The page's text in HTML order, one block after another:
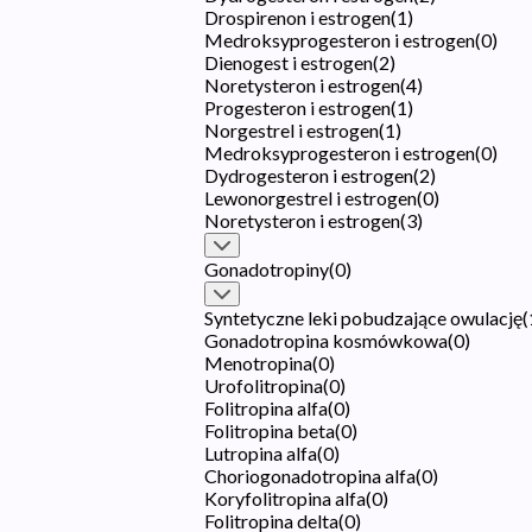
Drospirenon i estrogen(1)
Medroksyprogesteron i estrogen(0)
Dienogest i estrogen(2)
Noretysteron i estrogen(4)
Progesteron i estrogen(1)
Norgestrel i estrogen(1)
Medroksyprogesteron i estrogen(0)
Dydrogesteron i estrogen(2)
Lewonorgestrel i estrogen(0)
Noretysteron i estrogen(3)
Gonadotropiny(0)
Syntetyczne leki pobudzające owulację(
Gonadotropina kosmówkowa(0)
Menotropina(0)
Urofolitropina(0)
Folitropina alfa(0)
Folitropina beta(0)
Lutropina alfa(0)
Choriogonadotropina alfa(0)
Koryfolitropina alfa(0)
Folitropina delta(0)